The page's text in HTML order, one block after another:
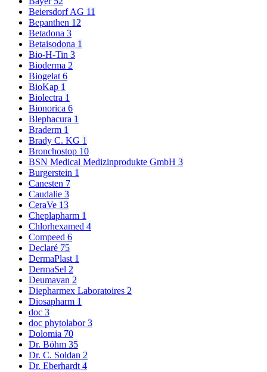
Beiersdorf AG 11
Bepanthen 12
Betadona 3
Betaisodona 1
Bio-H-Tin 3
Bioderma 2
Biogelat 6
BioKap 1
Biolectra 1
Bionorica 6
Blephacura 1
Braderm 1
Brady C. KG 1
Bronchostop 10
BSN Medical Medizinprodukte GmbH 3
Burgerstein 1
Canesten 7
Caudalie 3
CeraVe 13
Cheplapharm 1
Chlorhexamed 4
Compeed 6
Declaré 75
DermaPlast 1
DermaSel 2
Deumavan 2
Diepharmex Laboratoires 2
Diosapharm 1
doc 3
doc phytolabor3
Dolomia 70
Dr. Böhm 35
Dr. C. Soldan 2
Dr. Eberhardt 4